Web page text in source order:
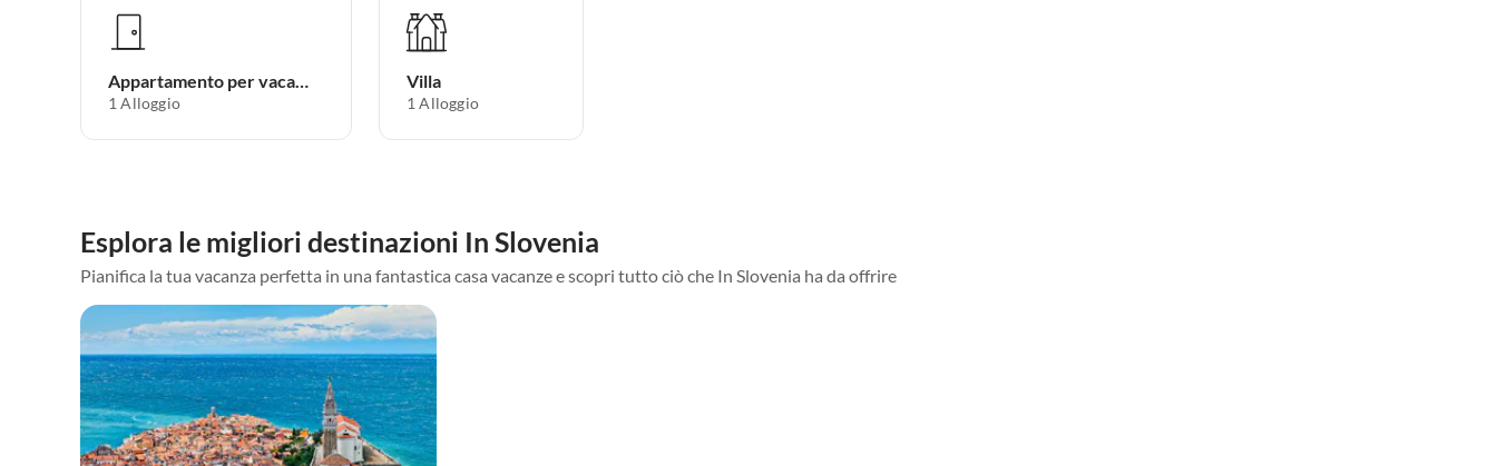
Appartamento per vacanze
1 Alloggio
Villa
1 Alloggio
Esplora le migliori destinazioni In Slovenia
Pianifica la tua vacanza perfetta in una fantastica casa vacanze e scopri tutto ciò che In Slovenia ha da offrire